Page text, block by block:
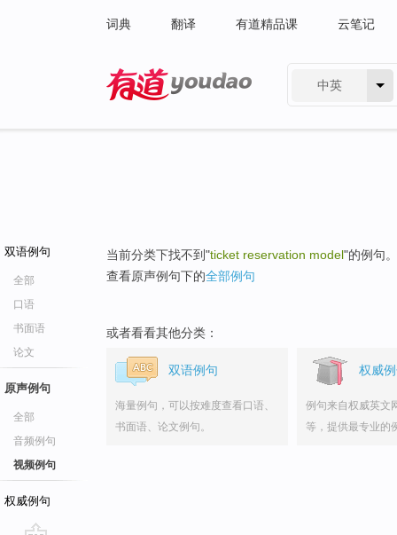
词典 翻译 有道精品课 云笔记
中英
双语例句
全部
口语
书面语
论文
原声例句
全部
音频例句
视频例句
权威例句
当前分类下找不到"ticket reservation model"的例句。
查看原声例句下的全部例句
或者看看其他分类：
双语例句
海量例句，可以按难度查看口语、
书面语、论文例句。
权威
例句来自权威英文
等，提供最专业的